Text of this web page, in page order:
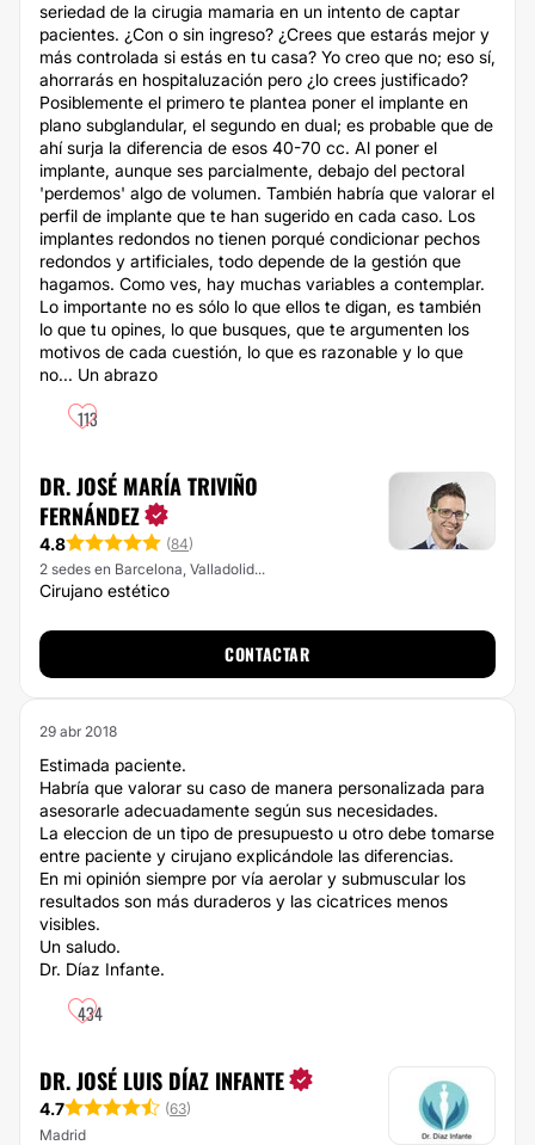
seriedad de la cirugia mamaria en un intento de captar
pacientes. ¿Con o sin ingreso? ¿Crees que estarás mejor y
más controlada si estás en tu casa? Yo creo que no; eso sí,
ahorrarás en hospitaluzación pero ¿lo crees justificado?
Posiblemente el primero te plantea poner el implante en
plano subglandular, el segundo en dual; es probable que de
ahí surja la diferencia de esos 40-70 cc. Al poner el
implante, aunque ses parcialmente, debajo del pectoral
'perdemos' algo de volumen. También habría que valorar el
perfil de implante que te han sugerido en cada caso. Los
implantes redondos no tienen porqué condicionar pechos
redondos y artificiales, todo depende de la gestión que
hagamos. Como ves, hay muchas variables a contemplar.
Lo importante no es sólo lo que ellos te digan, es también
lo que tu opines, lo que busques, que te argumenten los
motivos de cada cuestión, lo que es razonable y lo que
no... Un abrazo
113
DR. JOSÉ MARÍA TRIVIÑO
FERNÁNDEZ
4.8 (84)
2 sedes en Barcelona, Valladolid...
Cirujano estético
CONTACTAR
29 abr 2018
Estimada paciente.
Habría que valorar su caso de manera personalizada para
asesorarle adecuadamente según sus necesidades.
La eleccion de un tipo de presupuesto u otro debe tomarse
entre paciente y cirujano explicándole las diferencias.
En mi opinión siempre por vía aerolar y submuscular los
resultados son más duraderos y las cicatrices menos
visibles.
Un saludo.
Dr. Díaz Infante.
434
DR. JOSÉ LUIS DÍAZ INFANTE
4.7 (63)
Madrid